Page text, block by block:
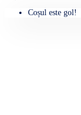
Coșul este gol!